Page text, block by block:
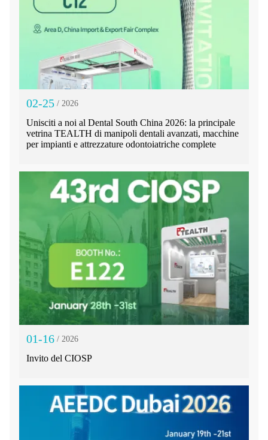
02-25 / 2026
Unisciti a noi al Dental South China 2026: la principale
vetrina TEALTH di manipoli dentali avanzati, macchine
per impianti e attrezzature odontoiatriche complete
01-16 / 2026
Invito del CIOSP